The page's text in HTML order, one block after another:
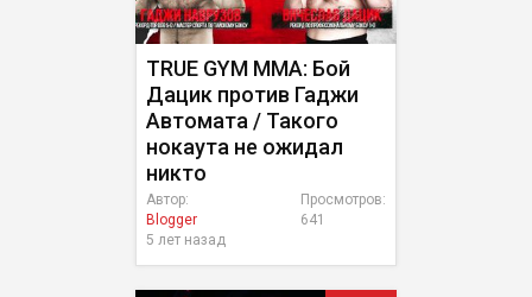
TRUE GYM MMA: Бой
Дацик против Гаджи
Автомата / Такого
нокаута не ожидал
никто
Просмотров:
641
Автор:
Blogger
5 лет назад